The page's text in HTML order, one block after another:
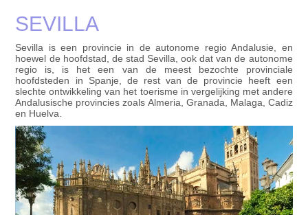
SEVILLA
Sevilla is een provincie in de autonome regio Andalusie, en
hoewel de hoofdstad, de stad Sevilla, ook dat van de autonome
regio is, is het een van de meest bezochte provinciale
hoofdsteden in Spanje, de rest van de provincie heeft een
slechte ontwikkeling van het toerisme in vergelijking met andere
Andalusische provincies zoals Almeria, Granada, Malaga, Cadiz
en Huelva.